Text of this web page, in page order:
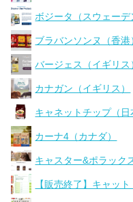
ボジータ（スウェーデ
ブラバンソンヌ（香港
バージェス（イギリス
カナガン（イギリス）
キャネットチップ（日
カーナ4（カナダ）
キャスター&ポラック
【販売終了】キャット